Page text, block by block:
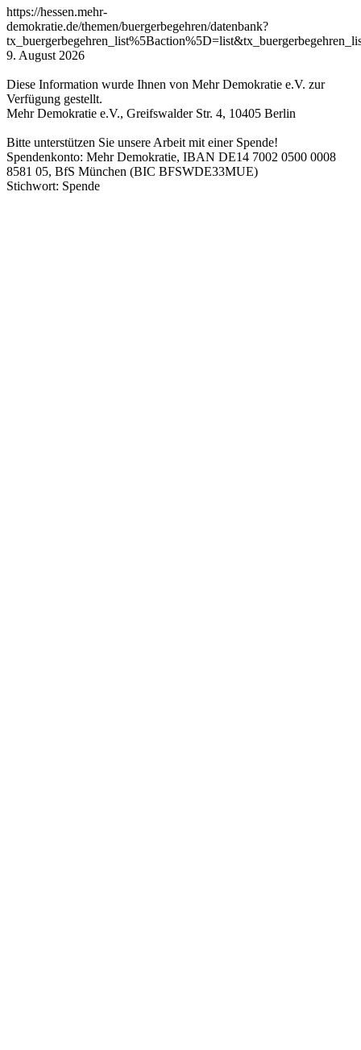
https://hessen.mehr-
demokratie.de/themen/buergerbegehren/datenbank?
9. August 2026
Diese Information wurde Ihnen von Mehr Demokratie e.V. zur
Verfügung gestellt.
Mehr Demokratie e.V., Greifswalder Str. 4, 10405 Berlin
Bitte unterstützen Sie unsere Arbeit mit einer Spende!
Spendenkonto: Mehr Demokratie, IBAN DE14 7002 0500 0008
8581 05, BfS München (BIC BFSWDE33MUE)
Stichwort: Spende